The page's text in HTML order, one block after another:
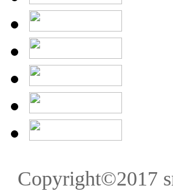
Copyright©2017